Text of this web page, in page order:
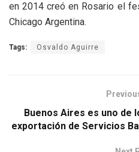
en 2014 creó en Rosario el
Chicago Argentina.
Tags: Osvaldo Aguirre
Buenos Aires es uno de
exportación de Servicios